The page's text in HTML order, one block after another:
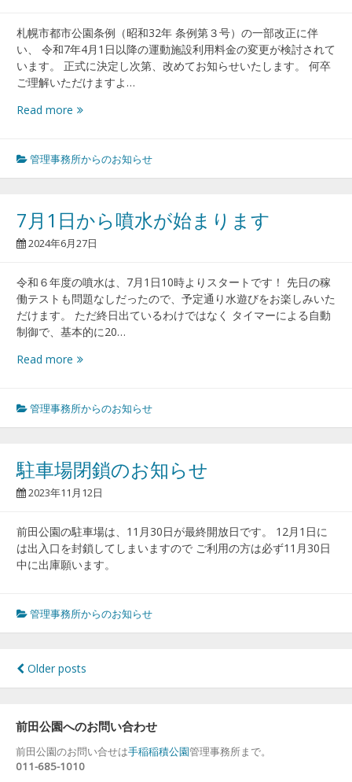
定
の
お
知
ら
せ
札幌市都市公園条例（昭和32年 条例第３号）の一部改正に伴
い、 令和7年4月1日以降の運動施設利用料金の変更が検討されて
います。 正式に決定し次第、改めてお知らせいたします。 何卒
ご理解いただけますよ…
Read more 令
年
4
日
以
の
利
用
料
金
改
管理事務所からのお知らせ
7月1日から噴水が始まります
2024年6月27日
令和６年度の噴水は、7月1日10時よりスタートです！ 先日の稼
働テストも問題なしだったので、予定通り水遊びをお楽しみいた
だけます。 ただ終日出ているわけではなく タイマーによる自動
制御で、基本的に20…
Read more 7
日
か
水
が
ま
り
ま
す
管理事務所からのお知らせ
駐車場閉鎖のお知らせ
2023年11月12日
前田公園の駐車場は、11月30日が最終開放日です。 12月1日に
は出入口を封鎖してしまいますので ご利用の方は必ず11月30日
中に出庫願います。
管理事務所からのお知らせ
投
稿
ナ
ビ
ゲ
Older posts
前田公園へのお問い合わせ
前田公園のお問い合せは手稲稲積公園管理事務所まで。
011-685-1010